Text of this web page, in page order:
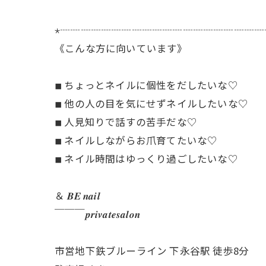
《こんな方に向いています》
◾︎ ちょっとネイルに個性をだしたいな♡
◾︎ 他の人の目を気にせずネイルしたいな♡
◾︎ 人見知りで話すの苦手だな♡
◾︎ ネイルしながらお爪育てたいな♡
◾︎ ネイル時間はゆっくり過ごしたいな♡
＆ 𝑩𝑬 𝒏𝒂𝒊𝒍
￣￣￣𝒑𝒓𝒊𝒗𝒂𝒕𝒆𝒔𝒂𝒍𝒐𝒏
市営地下鉄ブルーライン 下永谷駅 徒歩8分